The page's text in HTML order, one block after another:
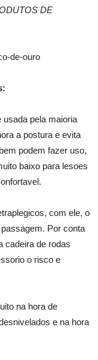
DE
pela maioria
a postura e evita
podem fazer uso,
baixo para lesoes
com ele, o
Por conta
cadeira de rodas
o risco e
na hora de
e na hora